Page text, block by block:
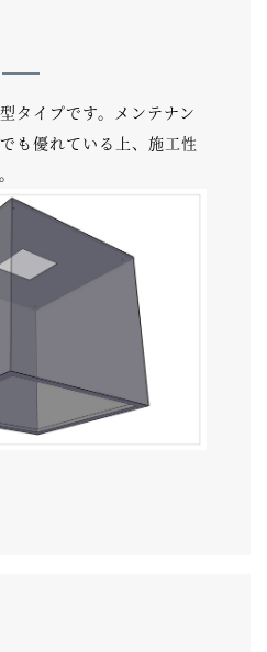
タイプです。メンテナン
も優れている上、施工性